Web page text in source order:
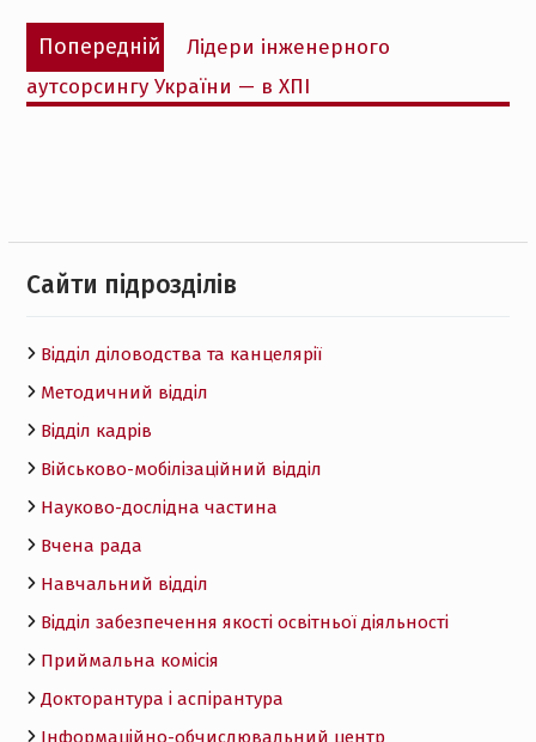
Навігація
записів
Попередній
Попередній
запис:
Лідери інженерного
аутсорсингу України — в ХПІ
Cайти підрозділів
Відділ діловодства та канцелярії
Методичний відділ
Відділ кадрів
Військово-мобілізаційний відділ
Науково-дослідна частина
Вчена рада
Навчальний відділ
Відділ забезпечення якості освітньої діяльності
Приймальна комісія
Докторантура і аспірантура
Інформаційно-обчислювальний центр